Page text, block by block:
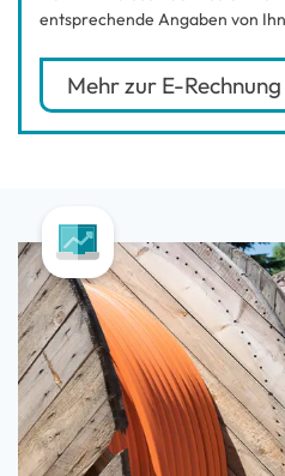
entsprechende Angaben von
Mehr zur E-Rechnung